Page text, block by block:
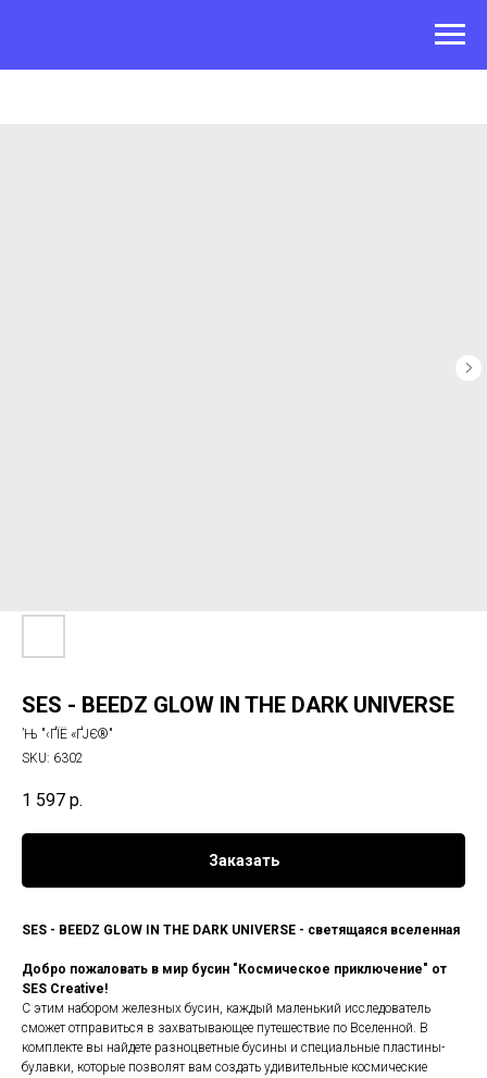
SES - BEEDZ GLOW IN THE DARK UNIVERSE
’Њ "‹ҐЇЁ «ҐЈЄ®"
SKU: 6302
1 597 р.
Заказать
SES - BEEDZ GLOW IN THE DARK UNIVERSE - светящаяся вселенная
Добро пожаловать в мир бусин "Космическое приключение" от
SES Creative!
С этим набором железных бусин, каждый маленький исследователь
сможет отправиться в захватывающее путешествие по Вселенной. В
комплекте вы найдете разноцветные бусины и специальные пластины-
булавки, которые позволят вам создать удивительные космические